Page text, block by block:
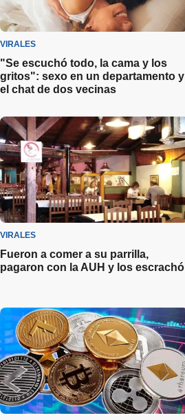
VIRALES
"Se escuchó todo, la cama y los
gritos": sexo en un departamento y
el chat de dos vecinas
VIRALES
Fueron a comer a su parrilla,
pagaron con la AUH y los escrachó